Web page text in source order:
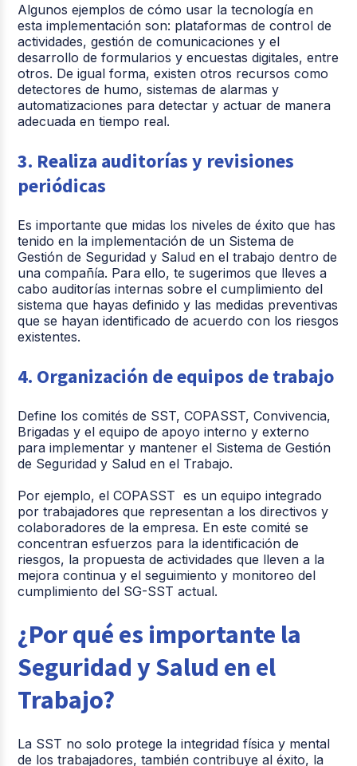
Algunos ejemplos de cómo usar la tecnología en
esta implementación son: plataformas de control de
actividades, gestión de comunicaciones y el
desarrollo de formularios y encuestas digitales, entre
otros. De igual forma, existen otros recursos como
detectores de humo, sistemas de alarmas y
automatizaciones para detectar y actuar de manera
adecuada en tiempo real.
3. Realiza auditorías y revisiones
periódicas
Es importante que midas los niveles de éxito que has
tenido en la implementación de un Sistema de
Gestión de Seguridad y Salud en el trabajo dentro de
una compañía. Para ello, te sugerimos que lleves a
cabo auditorías internas sobre el cumplimiento del
sistema que hayas definido y las medidas preventivas
que se hayan identificado de acuerdo con los riesgos
existentes.
4. Organización de equipos de trabajo
Define los comités de SST, COPASST, Convivencia,
Brigadas y el equipo de apoyo interno y externo
para implementar y mantener el Sistema de Gestión
de Seguridad y Salud en el Trabajo.
Por ejemplo, el COPASST es un equipo integrado
por trabajadores que representan a los directivos y
colaboradores de la empresa. En este comité se
concentran esfuerzos para la identificación de
riesgos, la propuesta de actividades que lleven a la
mejora continua y el seguimiento y monitoreo del
cumplimiento del SG-SST actual.
¿Por qué es importante la
Seguridad y Salud en el
Trabajo?
La SST no solo protege la integridad física y mental
de los trabajadores, también contribuye al éxito, la